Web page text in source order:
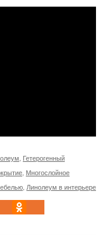
Гетерогенный
Многослойное
Линолеум в интерьере